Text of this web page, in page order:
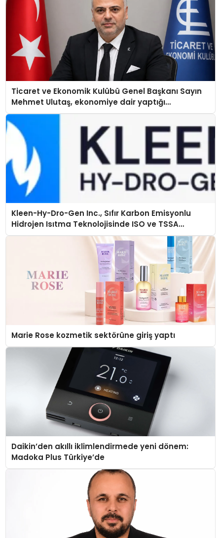
Ticaret ve Ekonomik Kulübü Genel Başkanı Sayın
Mehmet Ulutaş, ekonomiye dair yaptığı
açıklamada şunları kaydetti:
Kleen-Hy-Dro-Gen Inc., Sıfır Karbon Emisyonlu
Hidrojen Isıtma Teknolojisinde ISO ve TSSA
Düzenleyici Onaylarını Aldı
Marie Rose kozmetik sektörüne giriş yaptı
Daikin’den akıllı iklimlendirmede yeni dönem:
Madoka Plus Türkiye’de